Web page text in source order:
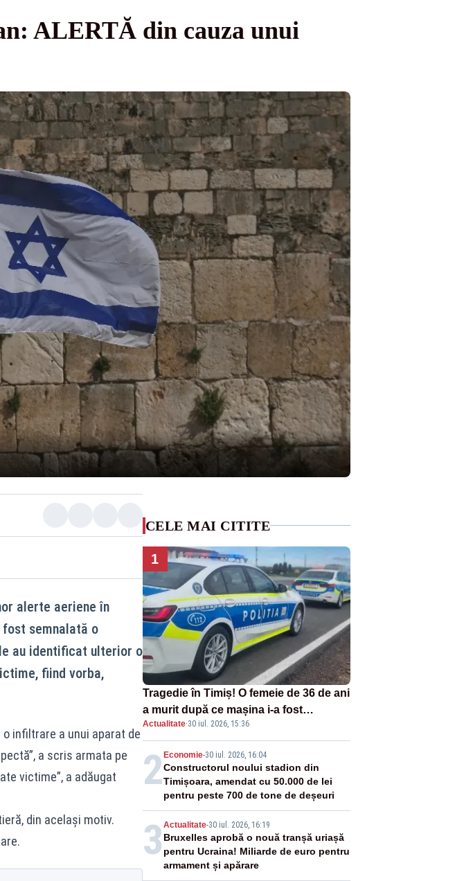
ALERTĂ din cauza unui
alerte aeriene în
semnalată o
au identificat ulterior o
fiind vorba,
infiltrare a unui aparat de
a scris armata pe
victime”, a adăugat
din acelaşi motiv.
CELE MAI CITITE
1
Tragedie în Timiș! O femeie de 36 de ani
a murit după ce mașina i-a fost
spulberată de tren
Actualitate·30 iul. 2026, 15:36
2Economie-30 iul. 2026, 16:04
Constructorul noului stadion din
Timișoara, amendat cu 50.000 de lei
pentru peste 700 de tone de deșeuri
3 Actualitate-30 iul. 2026, 16:19
Bruxelles aprobă o nouă tranșă uriașă
pentru Ucraina! Miliarde de euro pentru
armament și apărare